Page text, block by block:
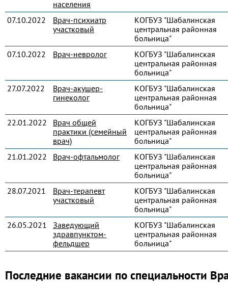
населения
07.10.2022
Врач-психиатр
участковый
КОГБУЗ "Шабалинская
центральная районная
больница"
07.10.2022
Врач-невролог
КОГБУЗ "Шабалинская
центральная районная
больница"
27.07.2022
Врач-акушер-
гинеколог
КОГБУЗ "Шабалинская
центральная районная
больница"
22.01.2022
Врач общей
практики (семейный
врач)
КОГБУЗ "Шабалинская
центральная районная
больница"
21.01.2022
Врач-офтальмолог
КОГБУЗ "Шабалинская
центральная районная
больница"
28.07.2021
Врач-терапевт
участковый
КОГБУЗ "Шабалинская
центральная районная
больница"
26.05.2021
Заведующий
здравпунктом-
фельдшер
КОГБУЗ "Шабалинская
центральная районная
больница"
Последние вакансии по специальности